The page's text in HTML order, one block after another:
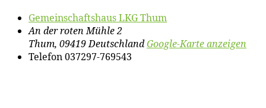
Ge­mein­schafts­haus LKG Thum
An der roten Mühle 2
Thum, 09419DeutschlandGoogle-Karte anzeigen
Telefon037297-769543